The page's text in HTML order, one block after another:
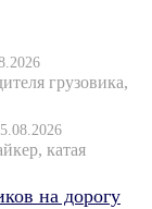
грузовика,
катая
на дорогу